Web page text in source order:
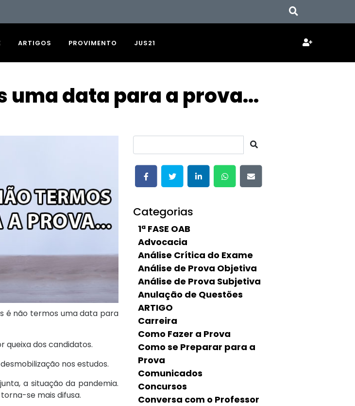
ARTIGOS PROVIMENTO JUS21
uma data para a prova...
é não termos uma data para
queixa dos candidatos.
nos estudos.
a situação da pandemia.
se mais difusa.
Categorias
1ª FASE OAB
Advocacia
Análise Crítica do Exame
Análise de Prova Objetiva
Análise de Prova Subjetiva
Anulação de Questões
ARTIGO
Carreira
Como Fazer a Prova
Como se Preparar para a
Prova
Comunicados
Concursos
Conversa com o Professor